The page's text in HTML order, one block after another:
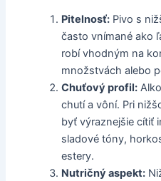
Pitelnosť: Pivo s
často vnímané ako
robí vhodným na
množstvách alebo
Chuťový profil:
chutí a vôní. Pri
byť výraznejšie cítiť
sladové tóny,
estery.
Nutričný aspekt: